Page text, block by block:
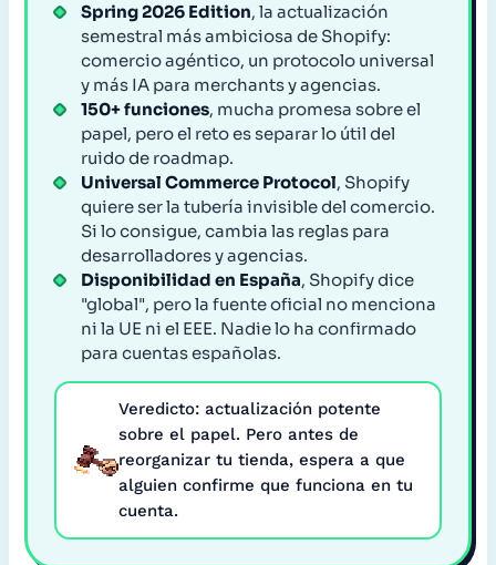
Spring 2026 Edition, la actualización
semestral más ambiciosa de Shopify:
comercio agéntico, un protocolo universal
y más IA para merchants y agencias.
150+ funciones, mucha promesa sobre el
papel, pero el reto es separar lo útil del
ruido de roadmap.
Universal Commerce Protocol, Shopify
quiere ser la tubería invisible del comercio.
Si lo consigue, cambia las reglas para
desarrolladores y agencias.
Disponibilidad en España, Shopify dice
"global", pero la fuente oficial no menciona
ni la UE ni el EEE. Nadie lo ha confirmado
para cuentas españolas.
Veredicto: actualización potente
sobre el papel. Pero antes de
reorganizar tu tienda, espera a que
alguien confirme que funciona en tu
cuenta.